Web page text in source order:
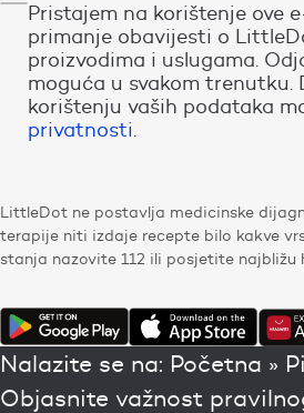
Pristajem na korištenje ove
primanje obavijesti o
proizvodima i uslugama.
moguća u svakom trenutku.
korištenju vaših podataka
privatnosti.
LittleDot ne postavlja medicinske
terapije niti izdaje recepte bilo kakve
stanja nazovite 112 ili posjetite najbližu
Nalazite se na: Početna »
Objasnite važnost